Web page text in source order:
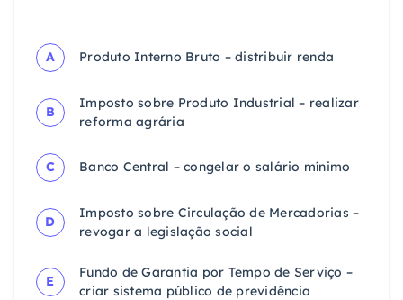
A Produto Interno Bruto – distribuir renda
B
Imposto sobre Produto Industrial – realizar
reforma agrária
C Banco Central – congelar o salário mínimo
D
Imposto sobre Circulação de Mercadorias –
revogar a legislação social
E
Fundo de Garantia por Tempo de Serviço –
criar sistema público de previdência